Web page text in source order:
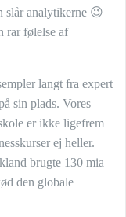
slår analytikerne 😉
rar følelse af
langt fra expert
sin plads. Vores
er ikke ligefrem
ej heller.
brugte 130 mia
den globale